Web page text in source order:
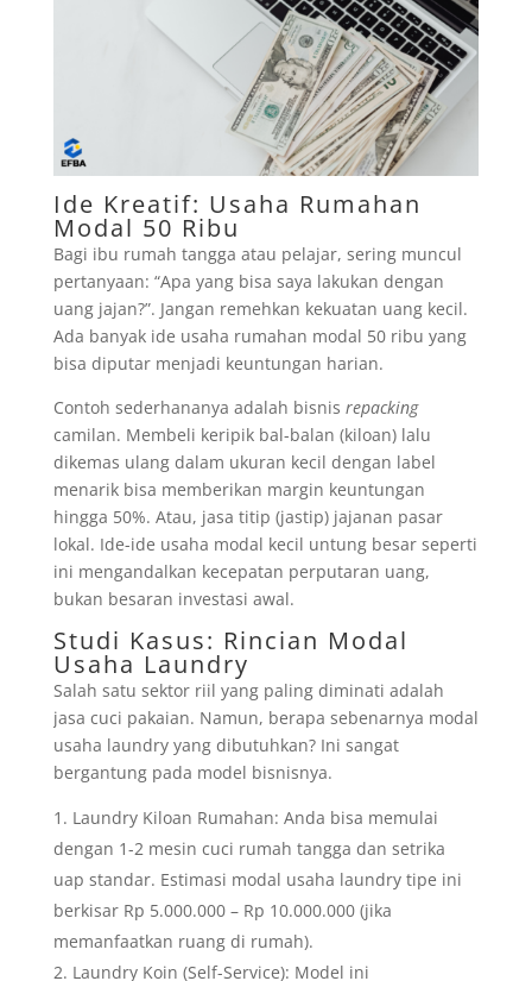
Ide Kreatif: Usaha Rumahan
Modal 50 Ribu
Bagi ibu rumah tangga atau pelajar, sering muncul
pertanyaan: “Apa yang bisa saya lakukan dengan
uang jajan?”. Jangan remehkan kekuatan uang kecil.
Ada banyak ide usaha rumahan modal 50 ribu yang
bisa diputar menjadi keuntungan harian.
Contoh sederhananya adalah bisnis repacking
camilan. Membeli keripik bal-balan (kiloan) lalu
dikemas ulang dalam ukuran kecil dengan label
menarik bisa memberikan margin keuntungan
hingga 50%. Atau, jasa titip (jastip) jajanan pasar
lokal. Ide-ide usaha modal kecil untung besar seperti
ini mengandalkan kecepatan perputaran uang,
bukan besaran investasi awal.
Studi Kasus: Rincian Modal
Usaha Laundry
Salah satu sektor riil yang paling diminati adalah
jasa cuci pakaian. Namun, berapa sebenarnya modal
usaha laundry yang dibutuhkan? Ini sangat
bergantung pada model bisnisnya.
Laundry Kiloan Rumahan: Anda bisa memulai
dengan 1-2 mesin cuci rumah tangga dan setrika
uap standar. Estimasi modal usaha laundry tipe ini
berkisar Rp 5.000.000 – Rp 10.000.000 (jika
memanfaatkan ruang di rumah).
Laundry Koin (Self-Service): Model ini